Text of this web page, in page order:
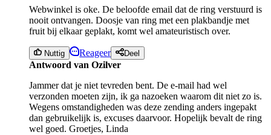
Webwinkel is oke. De beloofde email dat de ring verstuurd is
nooit ontvangen. Doosje van ring met een plakbandje met
fruit bij elkaar geplakt, komt wel amateuristisch over.
Nuttig Reageer Deel
Antwoord van Ozilver
Jammer dat je niet tevreden bent. De e-mail had wel
verzonden moeten zijn, ik ga nazoeken waarom dit niet zo is.
Wegens omstandigheden was deze zending anders ingepakt
dan gebruikelijk is, excuses daarvoor. Hopelijk bevalt de ring
wel goed. Groetjes, Linda